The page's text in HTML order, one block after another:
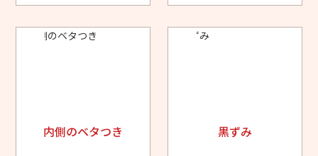
内側のベタつき 黒ずみ